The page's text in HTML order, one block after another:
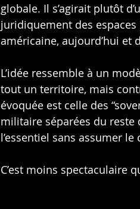
globale. Il s’agirait plutôt
juridiquement des
américaine, aujourd’hui et
L’idée ressemble à un
tout un territoire, mais
évoquée est celle des
militaire séparées du reste
l’essentiel sans assumer
C’est moins spectaculaire